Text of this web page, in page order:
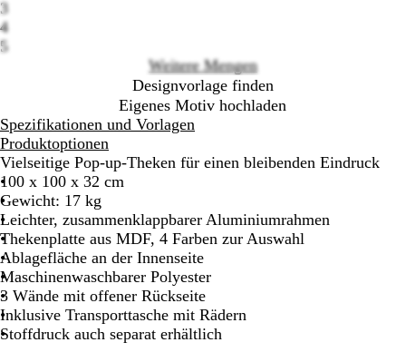
3
4
5
Weitere Mengen
Designvorlage finden
Eigenes Motiv hochladen
Spezifikationen und Vorlagen
Produktoptionen
Vielseitige Pop-up-Theken für einen bleibenden Eindruck
100 x 100 x 32 cm
Gewicht: 17 kg
Leichter, zusammenklappbarer Aluminiumrahmen
Thekenplatte aus MDF, 4 Farben zur Auswahl
Ablagefläche an der Innenseite
Maschinenwaschbarer Polyester
3 Wände mit offener Rückseite
Inklusive Transporttasche mit Rädern
Stoffdruck auch separat erhältlich